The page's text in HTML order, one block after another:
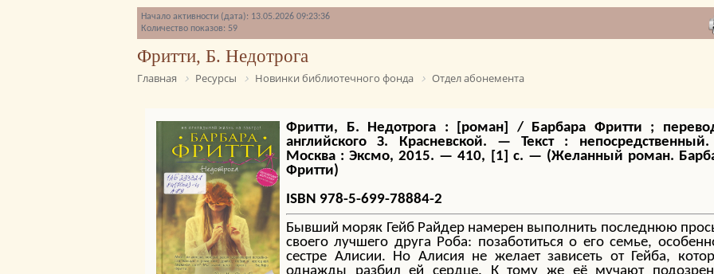
Начало активности (дата): 13.05.2026 09:23:36
Количество показов: 59
Фритти, Б. Недотрога
Главная Ресурсы Новинки библиотечного фонда Отдел абонемента
Фритти, Б. Недотрога : [роман] / Барбара Фритти ;
английского З. Красневской. — Текст :
Москва : Эксмо, 2015. — 410, [1] с. — (Желанный роман.
Фритти)
ISBN 978-5-699-78884-2
Бывший моряк Гейб Райдер намерен выполнить последнюю
своего лучшего друга Роба: позаботиться о его семье,
сестре Алисии. Но Алисия не желает зависеть от Гейба,